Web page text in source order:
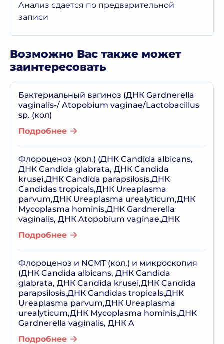
Анализ сдается по предварительной
записи
Возможно Вас также может
заинтересовать
Бактериальный вагиноз (ДНК Gardnerella
vaginalis-/ Atopobium vaginae/Lactobacillus
sp. (кол)
Подробнее
Флороценоз (кол.) (ДНК Candida albicans,
ДНК Candida glabrata, ДНК Candida
krusei,ДНК Candida parapsilosis,ДНК
Candidas tropicals,ДНК Ureaplasma
parvum,ДНК Ureaplasma urealyticum,ДНК
Mycoplasma hominis,ДНК Gardnerella
vaginalis, ДНК Atopobium vaginae,ДНК
Подробнее
Флороценоз и NCMT (кол.) и микроскопия
(ДНК Candida albicans, ДНК Candida
glabrata, ДНК Candida krusei,ДНК Candida
parapsilosis,ДНК Candidas tropicals,ДНК
Ureaplasma parvum,ДНК Ureaplasma
urealyticum,ДНК Mycoplasma hominis,ДНК
Gardnerella vaginalis, ДНК A
Подробнее